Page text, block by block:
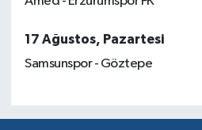
17 Ağustos, Pazartesi
Samsunspor - Göztepe